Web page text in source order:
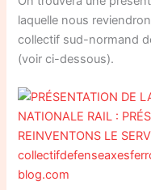
laquelle nous
collectif sud-normand
(voir ci-dessous).